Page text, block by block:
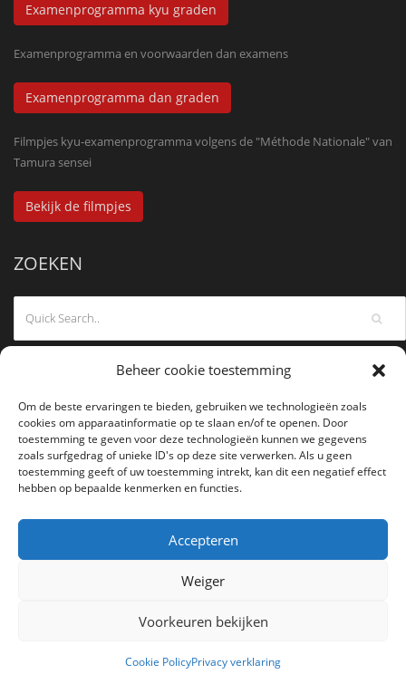
Beheer cookie toestemming
Om de beste ervaringen te bieden, gebruiken we technologieën zoals
cookies om apparaatinformatie op te slaan en/of te openen. Door
toestemming te geven voor deze technologieën kunnen we gegevens
zoals surfgedrag of unieke ID's op deze site verwerken. Als u geen
toestemming geeft of uw toestemming intrekt, kan dit een negatief effect
hebben op bepaalde kenmerken en functies.
Accepteren
Weiger
Voorkeuren bekijken
Cookie PolicyPrivacy verklaring
Examenprogramma kyu graden
Examenprogramma en voorwaarden dan examens
Examenprogramma dan graden
Filmpjes kyu-examenprogramma volgens de "Méthode Nationale" van
Tamura sensei
Bekijk de filmpjes
ZOEKEN